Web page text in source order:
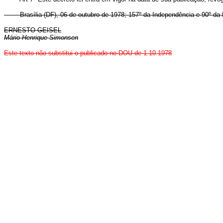
Brasília (DF), 06 de outubro de 1978; 157º da Independência e 90º da
ERNESTO GEISEL
Mário Henrique Simonsen
Este texto não substitui o publicado no DOU de 1.10.1978